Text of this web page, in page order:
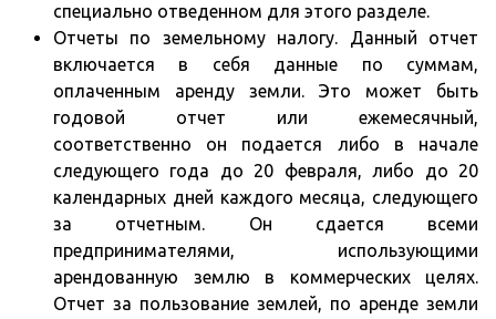
специально отведенном для этого разделе.
Отчеты по земельному налогу. Данный отчет
включается в себя данные по суммам,
оплаченным аренду земли. Это может быть
годовой отчет
или ежемесячный,
соответственно он подается либо в начале
следующего года до 20 февраля, либо до 20
календарных дней каждого месяца, следующего
за отчетным. Он сдается всеми
предпринимателями, использующими
арендованную землю в коммерческих целях.
Отчет за пользование землей, по аренде земли